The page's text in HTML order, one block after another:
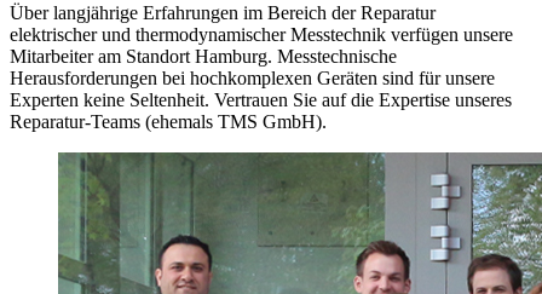
Über langjährige Erfahrungen im Bereich der Reparatur
elektrischer und thermodynamischer Messtechnik verfügen unsere
Mitarbeiter am Standort Hamburg. Messtechnische
Herausforderungen bei hochkomplexen Geräten sind für unsere
Experten keine Seltenheit. Vertrauen Sie auf die Expertise unseres
Reparatur-Teams (ehemals TMS GmbH).